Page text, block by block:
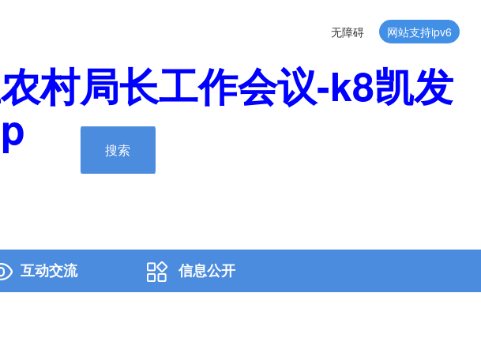
无障碍 网站支持ipv6
村局长工作会议-k8凯发
搜索
互动交流 信息公开